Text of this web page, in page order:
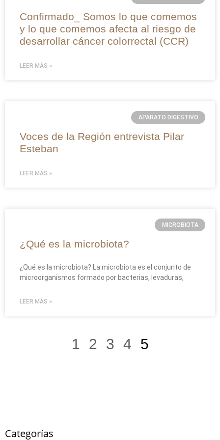
Confirmado_ Somos lo que comemos
y lo que comemos afecta al riesgo de
desarrollar cáncer colorrectal (CCR)
LEER MÁS »
APARATO DIGESTIVO
Voces de la Región entrevista Pilar
Esteban
LEER MÁS »
MICROBIOTA
¿Qué es la microbiota?
¿Qué es la microbiota? La microbiota es el conjunto de
microorganismos formado por bacterias, levaduras,
LEER MÁS »
1 2 3 4 5
Categorías